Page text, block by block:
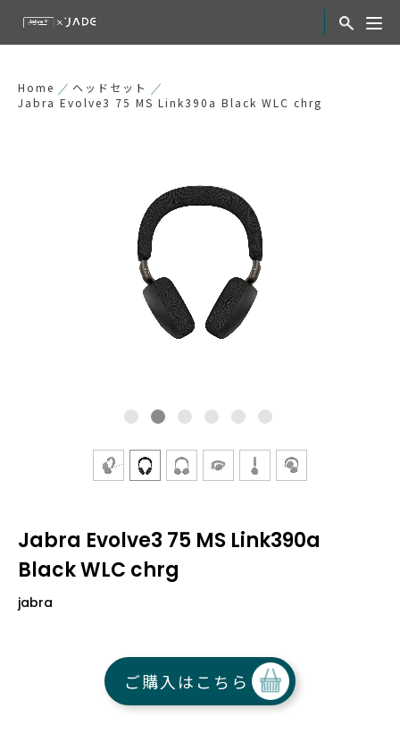
Home
ヘッドセット
Jabra Evolve3 75 MS Link390a Black WLC chrg
Jabra Evolve3 75 MS Link390a
Black WLC chrg
jabra
ご購入はこちら